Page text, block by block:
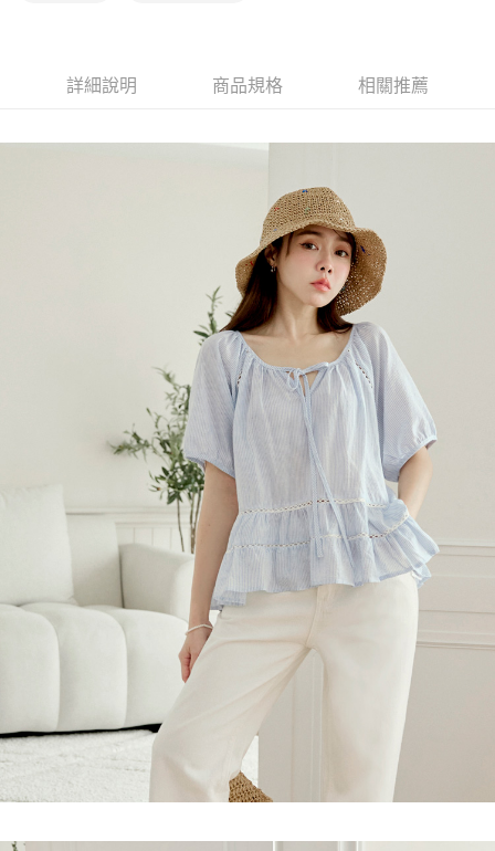
詳細說明 商品規格 相關推薦